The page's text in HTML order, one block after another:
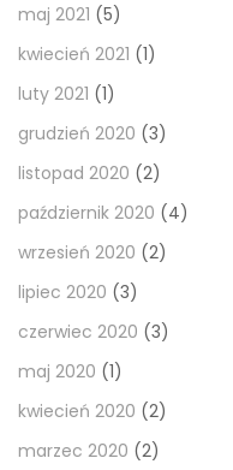
maj 2021 (5)
kwiecień 2021 (1)
luty 2021 (1)
grudzień 2020 (3)
listopad 2020 (2)
październik 2020 (4)
wrzesień 2020 (2)
lipiec 2020 (3)
czerwiec 2020 (3)
maj 2020 (1)
kwiecień 2020 (2)
marzec 2020 (2)